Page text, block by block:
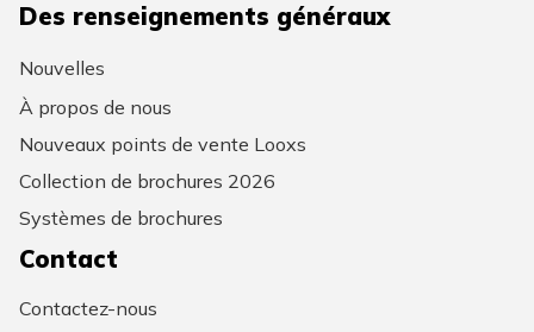
Des renseignements généraux
Nouvelles
À propos de nous
Nouveaux points de vente Looxs
Collection de brochures 2026
Systèmes de brochures
Contact
Contactez-nous